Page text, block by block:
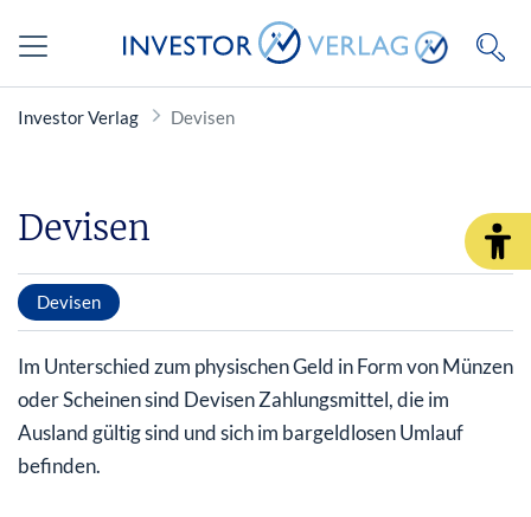
Investor Verlag Devisen
Devisen
Devisen
Im Unterschied zum physischen Geld in Form von Münzen
oder Scheinen sind Devisen Zahlungsmittel, die im
Ausland gültig sind und sich im bargeldlosen Umlauf
befinden.